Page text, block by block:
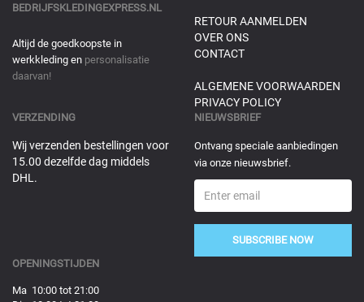
BEDRIJFSKLEDINGEXPRESS.NL
Altijd de goedkoopste in
werkkleding en personalisatie
daarvan!
RETOUR AANMELDEN
OVER ONS
CONTACT
ALGEMENE VOORWAARDEN
PRIVACY POLICY
VERZENDING
Wij verzenden bestellingen voor
15.00 dezelfde dag middels
DHL.
NIEUWSBRIEF
Ontvang speciale aanbiedingen
via onze nieuwsbrief.
SUBSCRIBE NOW
OPENINGSTIJDEN
Ma 10:00 tot 21:00